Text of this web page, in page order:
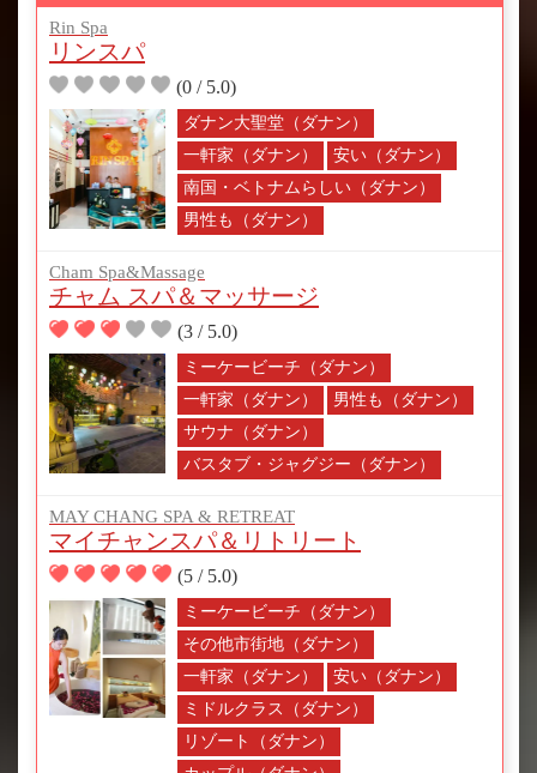
Rin Spa
リンスパ
(0 / 5.0)
ダナン大聖堂（ダナン）
一軒家（ダナン）
安い（ダナン）
南国・ベトナムらしい（ダナン）
男性も（ダナン）
Cham Spa&Massage
チャム スパ＆マッサージ
(3 / 5.0)
ミーケービーチ（ダナン）
一軒家（ダナン）
男性も（ダナン）
サウナ（ダナン）
バスタブ・ジャグジー（ダナン）
MAY CHANG SPA & RETREAT
マイチャンスパ＆リトリート
(5 / 5.0)
ミーケービーチ（ダナン）
その他市街地（ダナン）
一軒家（ダナン）
安い（ダナン）
ミドルクラス（ダナン）
リゾート（ダナン）